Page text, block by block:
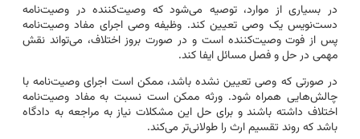
در بسیاری از موارد، توصیه می‌شود که وصیت‌کننده در وصیت‌نامه
دست‌نویس یک وصی تعیین کند. وظیفه وصی اجرای مفاد وصیت‌نامه
پس از فوت وصیت‌کننده است و در صورت بروز اختلاف، می‌تواند نقش
مهمی در حل و فصل مسائل ایفا کند.
در صورتی که وصی تعیین نشده باشد، ممکن است اجرای وصیت‌نامه با
چالش‌هایی همراه شود. ورثه ممکن است نسبت به مفاد وصیت‌نامه
اختلاف داشته باشند و برای حل این مشکلات نیاز به مراجعه به دادگاه
باشد که روند تقسیم ارث را طولانی‌تر می‌کند.